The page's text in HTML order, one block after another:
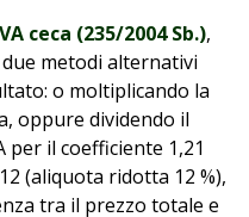
ceca (235/2004 Sb.),
metodi alternativi
o moltiplicando la
oppure dividendo il
il coefficiente 1,21
(aliquota ridotta 12 %),
tra il prezzo totale e